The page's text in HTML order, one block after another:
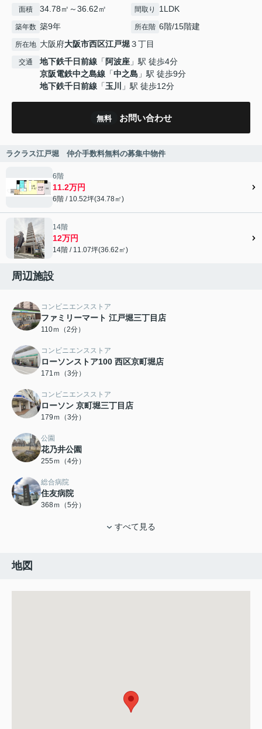
面積 34.78㎡～36.62㎡ 間取り 1LDK
築年数 築9年 所在階 6階/15階建
所在地 大阪府大阪市西区江戸堀３丁目
交通 地下鉄千日前線 「 阿波座 」駅 徒歩4分
京阪電鉄中之島線 「中之島 」駅 徒歩9分
地下鉄千日前線 「玉川 」駅 徒歩12分
無料 お問い合わせ
ラクラス江戸堀 仲介手数料無料の募集中物件
6階
11.2万円
6階 / 10.52坪(34.78㎡)
14階
12万円
14階 / 11.07坪(36.62㎡)
周辺施設
コンビニエンスストア
ファミリーマート 江戸堀三丁目店
110ｍ（2分）
コンビニエンスストア
ローソンストア100 西区京町堀店
171ｍ（3分）
コンビニエンスストア
ローソン 京町堀三丁目店
179ｍ（3分）
公園
花乃井公園
255ｍ（4分）
総合病院
住友病院
368ｍ（5分）
すべて見る
地図